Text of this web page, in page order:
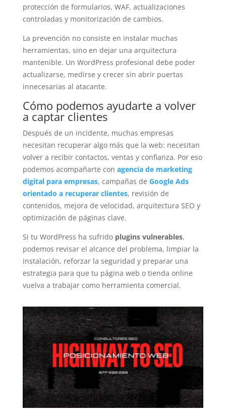
protección de formularios, WAF, actualizaciones
controladas y monitorización de cambios.
La prevención no consiste en instalar muchas
herramientas, sino en dejar una arquitectura
mantenible. Un WordPress profesional debe poder
actualizarse, medirse y crecer sin abrir puertas
innecesarias al atacante.
Cómo podemos ayudarte a volver
a captar clientes
Después de un incidente, muchas empresas
necesitan recuperar algo más que la web: necesitan
volver a recibir contactos, ventas y confianza. Por eso
podemos acompañarte con agencia de marketing
digital para empresas, campañas de Google Ads
orientado a recuperar clientes, revisión de
contenidos, mejora de velocidad, arquitectura SEO y
optimización de páginas clave.
Si tu WordPress ha sufrido plugins vulnerables,
podemos revisar el alcance del problema, limpiar la
instalación, reforzar la seguridad y preparar una
estrategia para que tu página web o tienda online
vuelva a trabajar como herramienta comercial.